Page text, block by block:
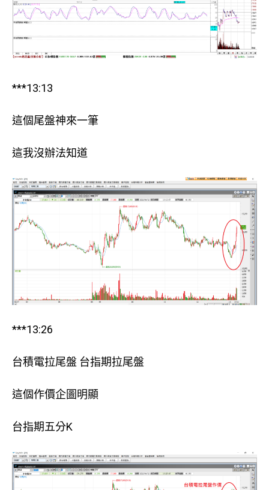
***13:13
這個尾盤神來一筆
這我沒辦法知道
***13:26
台積電拉尾盤 台指期拉尾盤
這個作價企圖明顯
台指期五分K